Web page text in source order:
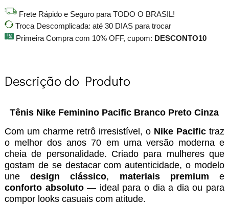
Frete Rápido e Seguro para TODO O BRASIL!
Troca Descomplicada: até 30 DIAS para trocar
Primeira Compra com 10% OFF, cupom: DESCONTO10
Descrição do Produto
Tênis Nike Feminino Pacific Branco Preto Cinza
Com um charme retrô irresistível, o Nike Pacific traz
o melhor dos anos 70 em uma versão moderna e
cheia de personalidade. Criado para mulheres que
gostam de se destacar com autenticidade, o modelo
unedesign clássico, materiais premium e
conforto absoluto— ideal para o dia a dia ou para
compor looks casuais com atitude.